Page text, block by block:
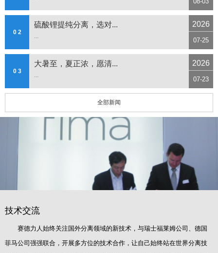
0 2
硫酸锂提纯分离，选对...
...
2026
07-25
0 3
大暑至，夏正浓，愿清...
...
2026
07-23
全部新闻
技术交流
赛德力人始终关注国外分离领域的新技术，与瑞士福莱姆公司、德国
菲马公司强强联合，开展多方位的技术合作，让自己始终站在世界分离技